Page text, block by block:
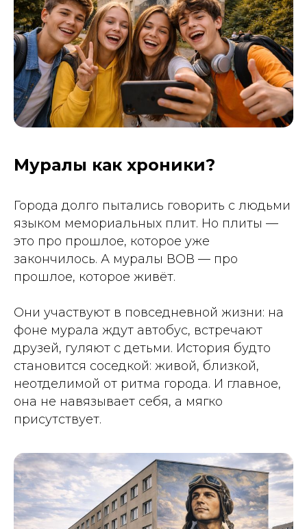
Муралы как хроники?
Города долго пытались говорить с людьми
языком мемориальных плит. Но плиты —
это про прошлое, которое уже
закончилось. А муралы ВОВ — про
прошлое, которое живёт.
Они участвуют в повседневной жизни: на
фоне мурала ждут автобус, встречают
друзей, гуляют с детьми. История будто
становится соседкой: живой, близкой,
неотделимой от ритма города. И главное,
она не навязывает себя, а мягко
присутствует.